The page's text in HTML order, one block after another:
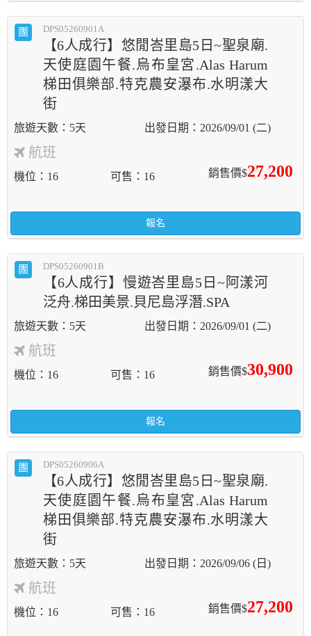
團 DPS05260901A
【6人成行】悠閒峇里島5日~聖泉廟.
天使庭園午餐.烏布皇宮.Alas Harum
梯田俱樂部.特克農安瀑布.水明漾大
街
5天 2026/09/01 (二)
航班
銷售價$27,200
機位 16 可售 16
報名
團 DPS05260901B
【6人成行】慢遊峇里島5日~阿漾河
泛舟.梯田美景.貝尼島浮潛.SPA
5天 2026/09/01 (二)
航班
銷售價$30,900
機位 16 可售 16
報名
團 DPS05260906A
【6人成行】悠閒峇里島5日~聖泉廟.
天使庭園午餐.烏布皇宮.Alas Harum
梯田俱樂部.特克農安瀑布.水明漾大
街
5天 2026/09/06 (日)
航班
銷售價$27,200
機位 16 可售 16